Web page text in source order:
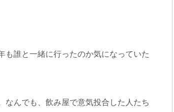
誰と一緒に行ったのか気になっていた
なんでも、飲み屋で意気投合した人たち